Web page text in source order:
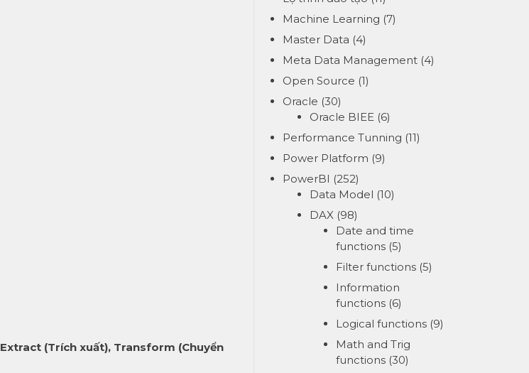
Extract (Trích xuất), Transform (Chuyển
Machine Learning (7)
Master Data (4)
Meta Data Management (4)
Open Source (1)
Oracle (30)
Oracle BIEE(6)
Performance Tunning (11)
Power Platform (9)
PowerBI (252)
Data Model (10)
DAX(98)
Date and time
functions (5)
Filter functions (5)
Information
functions (6)
Logical functions (9)
Math and Trig
functions (30)